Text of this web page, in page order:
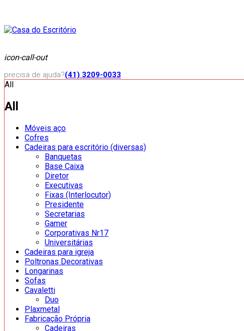
icon-call-out
precisa de ajuda?(41) 3209-0033
All
All
Móveis aço
Cofres
Cadeiras para escritório (diversas)
Banquetas
Base Caixa
Diretor
Executivas
Fixas (Interlocutor)
Presidente
Secretarias
Gamer
Corporativas Nr17
Universitárias
Cadeiras para igreja
Poltronas Decorativas
Longarinas
Sofas
Cavaletti
Duo
Plaxmetal
Fabricação Própria
Cadeiras